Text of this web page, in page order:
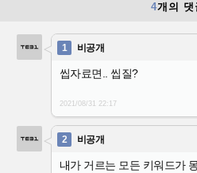
4개의 댓
1 비공개
씹자료면.. 씹질?
2021/08/31 22:17
2 비공개
내가 거르는 모든 키워드가